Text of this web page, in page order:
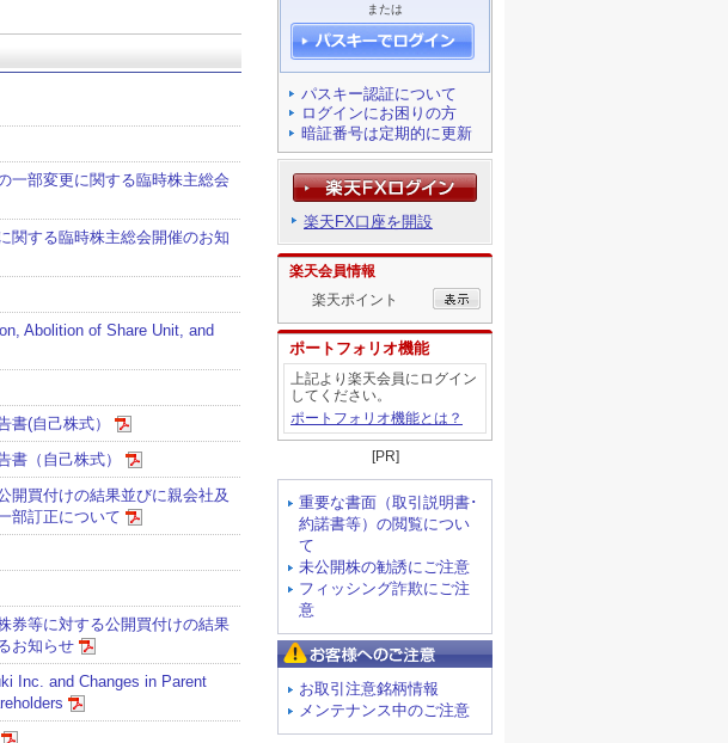
または
パスキー認証について
ログインにお困りの方
暗証番号は定期的に更新
楽天FX口座を開設
楽天会員情報
楽天ポイント
ポートフォリオ機能
上記より楽天会員にログイン
してください。
ポートフォリオ機能とは？
[PR]
重要な書面（取引説明書･
約諾書等）の閲覧につい
て
未公開株の勧誘にご注意
フィッシング詐欺にご注
意
お取引注意銘柄情報
メンテナンス中のご注意